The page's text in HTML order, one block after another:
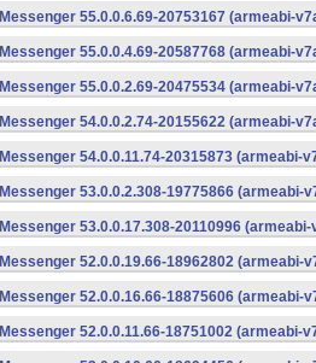
Messenger 55.0.0.6.69-20753167 (armeabi-
Messenger 55.0.0.4.69-20587768 (armeabi-
Messenger 55.0.0.2.69-20475534 (armeabi-
Messenger 54.0.0.2.74-20155622 (armeabi-
Messenger 54.0.0.11.74-20315873 (armeabi-
Messenger 53.0.0.2.308-19775866 (armeabi-
Messenger 53.0.0.17.308-20110996
Messenger 52.0.0.19.66-18962802 (armeabi-
Messenger 52.0.0.16.66-18875606 (armeabi-
Messenger 52.0.0.11.66-18751002 (armeabi-